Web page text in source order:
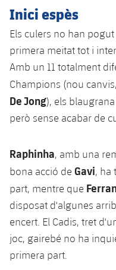
Estadi Johan Cruyff
Barça Cafe
Ciutat Esportiva
La Masia
plusicon
més
Serveis
Accessibilitat
plusicon
més
Instal·lacions
SUB10 B
SUB9 A
SUB9 B
SUB8 A
Jugadors
Fotos
Història
Palmarès
Infantil A
Infantil B
Mini
Entrades
Resultats
Classificació
Jugadors
Història
Palmarès
Calendari
Resultats
Classificació
Jugadors
Actualitat
Juvenil
Cadet A
Cadet B
Infantil B
PLUSICON
MÉS
Primer equip
Actualitat
Calendari
Resultats
Classificació
Jugadors
Fotos
Barça Atlètic
plusicon
Actualitat
Calendari
Resultats
Jugadors
Classificació
Base
Actualitat
Cadet
Infantil
Campus Verano
PLUSICON
MÉS
Primer equip
plusicon
més
Actualitat
plusicon
més
Inici espès
Els culers no han
primera meitat tot i
Amb un 11 totalment
Champions (nou
De Jong), els
però sense acabar de
Raphinha, amb una
bona acció de Gavi, ha
part, mentre que
disposat d'algunes
encert. El Cadis, tret
joc, gairebé no ha
primera part.